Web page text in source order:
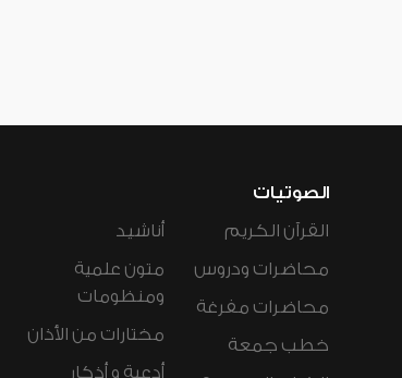
الصوتيات
القرآن الكريم
محاضرات ودروس
محاضرات مفرغة
خطب جمعة
أناشيد
متون علمية
ومنظومات
مختارات من الأذان
أدعية و أذكار